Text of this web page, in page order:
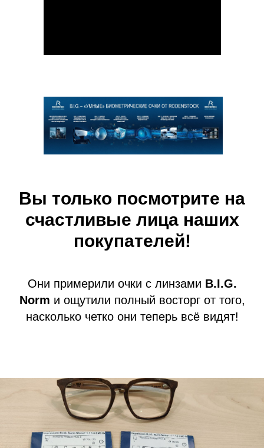
Вы только посмотрите на
счастливые лица наших
покупателей!
Они примерили очки с линзами B.I.G.
Norm и ощутили полный восторг от того,
насколько четко они теперь всё видят!